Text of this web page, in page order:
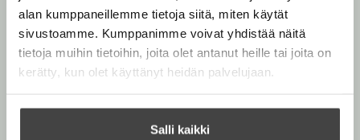
alan kumppaneillemme tietoja siitä, miten käytät
sivustoamme. Kumppanimme voivat yhdistää näitä
tietoja muihin tietoihin, joita olet antanut heille tai joita on
kerätty, kun olet käyttänyt heidän palvelujaan.
Salli kaikki
O
s
t
Kovakantinen kirja
K
i
r
K
u
Rikastettu e-kirja
B
o
K
B